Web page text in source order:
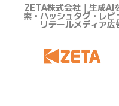
ZETA株式会社｜生成AI
索・ハッシュタグ・レ
リテールメディア